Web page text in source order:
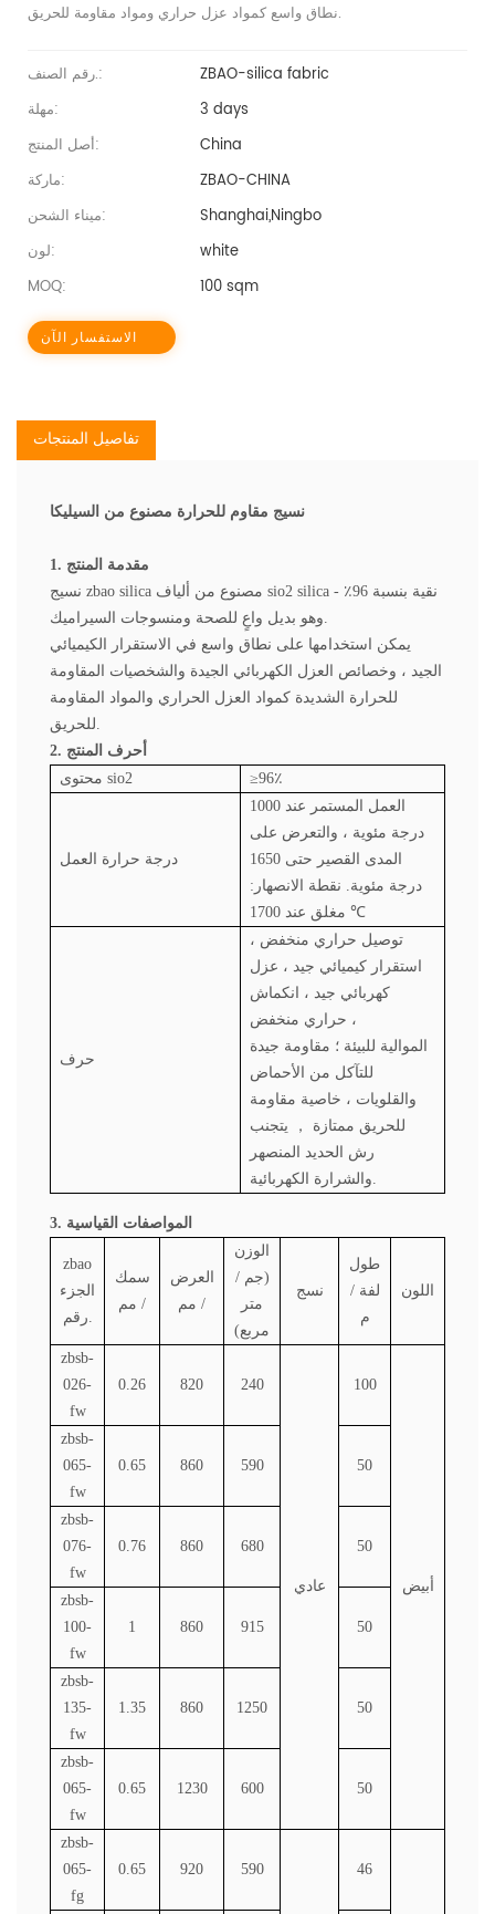
نطاق واسع كمواد عزل حراري ومواد مقاومة للحريق.
رقم الصنف.:
ZBAO-silica fabric
مهلة:
3 days
أصل المنتج:
China
ماركة:
ZBAO-CHINA
ميناء الشحن:
Shanghai,Ningbo
لون:
white
MOQ:
100 sqm
الاستفسار الآن
تفاصيل المنتجات
نسيج مقاوم للحرارة مصنوع من السيليكا
1. مقدمة المنتج
نسيج zbao silica مصنوع من ألياف sio2 silica نقية بنسبة 96٪ -
يمكن استخدامها على نطاق واسع في الاستقرار الكيميائي
الجيد ، وخصائص العزل الكهربائي الجيدة والشخصيات المقاومة
للحرارة الشديدة كمواد العزل الحراري والمواد المقاومة
2. أحرف المنتج
محتوى sio2
≥96٪
درجة حرارة العمل
العمل المستمر عند 1000
درجة مئوية ، والتعرض على
المدى القصير حتى 1650
درجة مئوية. نقطة الانصهار:
مغلق عند 1700 ℃
حرف
توصيل حراري منخفض ،
استقرار كيميائي جيد ، عزل
كهربائي جيد ، انكماش
حراري منخفض ،
الموالية للبيئة ؛ مقاومة جيدة
للتآكل من الأحماض
والقلويات ، خاصية مقاومة
للحريق ممتازة ，
يتجنب
رش الحديد المنصهر
3. المواصفات القياسية
zbao
الجزء
سمك
/ مم
العرض
/ مم
الوزن
(جم /
متر
مربع)
نسج
طول
لفة /
م
اللون
zbsb-
026-
fw
0.26 820 240
عادي
100
أبيض
zbsb-
065-
fw
0.65 860 590 50
zbsb-
076-
fw
0.76 860 680 50
zbsb-
100-
fw
1 860 915 50
zbsb-
135-
fw
1.35 860 1250 50
zbsb-
065-
fw
0.65 1230 600 50
zbsb-
065-
fg
0.65 920 590 46